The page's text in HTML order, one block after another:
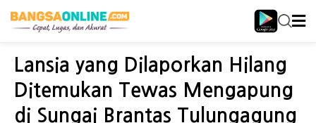
Home Jawa Timur
Lansia yang Dilaporkan Hilang
Ditemukan Tewas Mengapung
di Sungai Brantas Tulungagung